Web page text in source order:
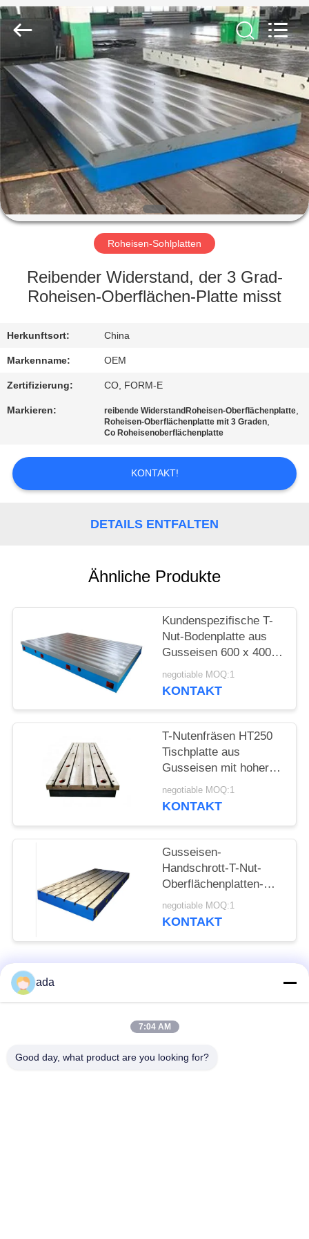
HAUS
PRODUKTE
ÜBER
UNS
FABRIK-
AUSFLUG
QUALITÄTSKONTROLLE
TRETEN
SIE
MIT
UNS
NACHRICHTEN
PRIVACY
International
Trading
Reserved.
Roheisen-Sohlplatten
Reibender Widerstand, der 3 Grad-
Roheisen-Oberflächen-Platte misst
Herkunftsort: China
Markenname: OEM
Zertifizierung: CO, FORM-E
Markieren: reibende WiderstandRoheisen-Oberflächenplatte,
Roheisen-Oberflächenplatte mit 3 Graden,
Co Roheisenoberflächenplatte
KONTAKT!
DETAILS ENTFALTEN
Ähnliche Produkte
Kundenspezifische T-
Nut-Bodenplatte aus
Gusseisen 600 x 400
negotiable MOQ:1
KONTAKT
T-Nutenfräsen HT250
Tischplatte aus
Gusseisen mit hoher
Härte, 400 x 400 mm
negotiable MOQ:1
KONTAKT
Gusseisen-
Handschrott-T-Nut-
Oberflächenplatten-
Schweißtischprüfung
negotiable MOQ:1
KONTAKT
Beliebte Kategorien Alle
Granitoberflächenplatte
ada
7:04 AM
Good day, what product are you looking for?